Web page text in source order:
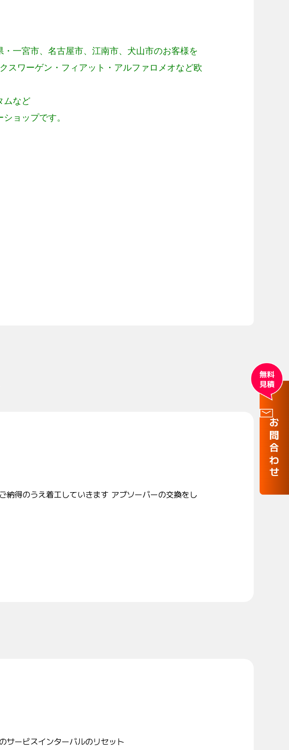
一宮市、名古屋市、江南市、犬山市のお客様を
スワーゲン・フィアット・アルファロメオなど欧
ムなど
ョップです。
納得のうえ着工していきます アブソーバーの交換をし
サービスインターバルのリセット
お問合わせ